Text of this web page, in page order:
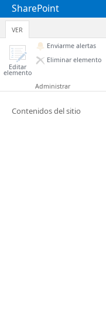
SharePoint
VER
Editar
elemento
Enviarme alertas
Eliminar elemento
Administrar
Contenidos del sitio